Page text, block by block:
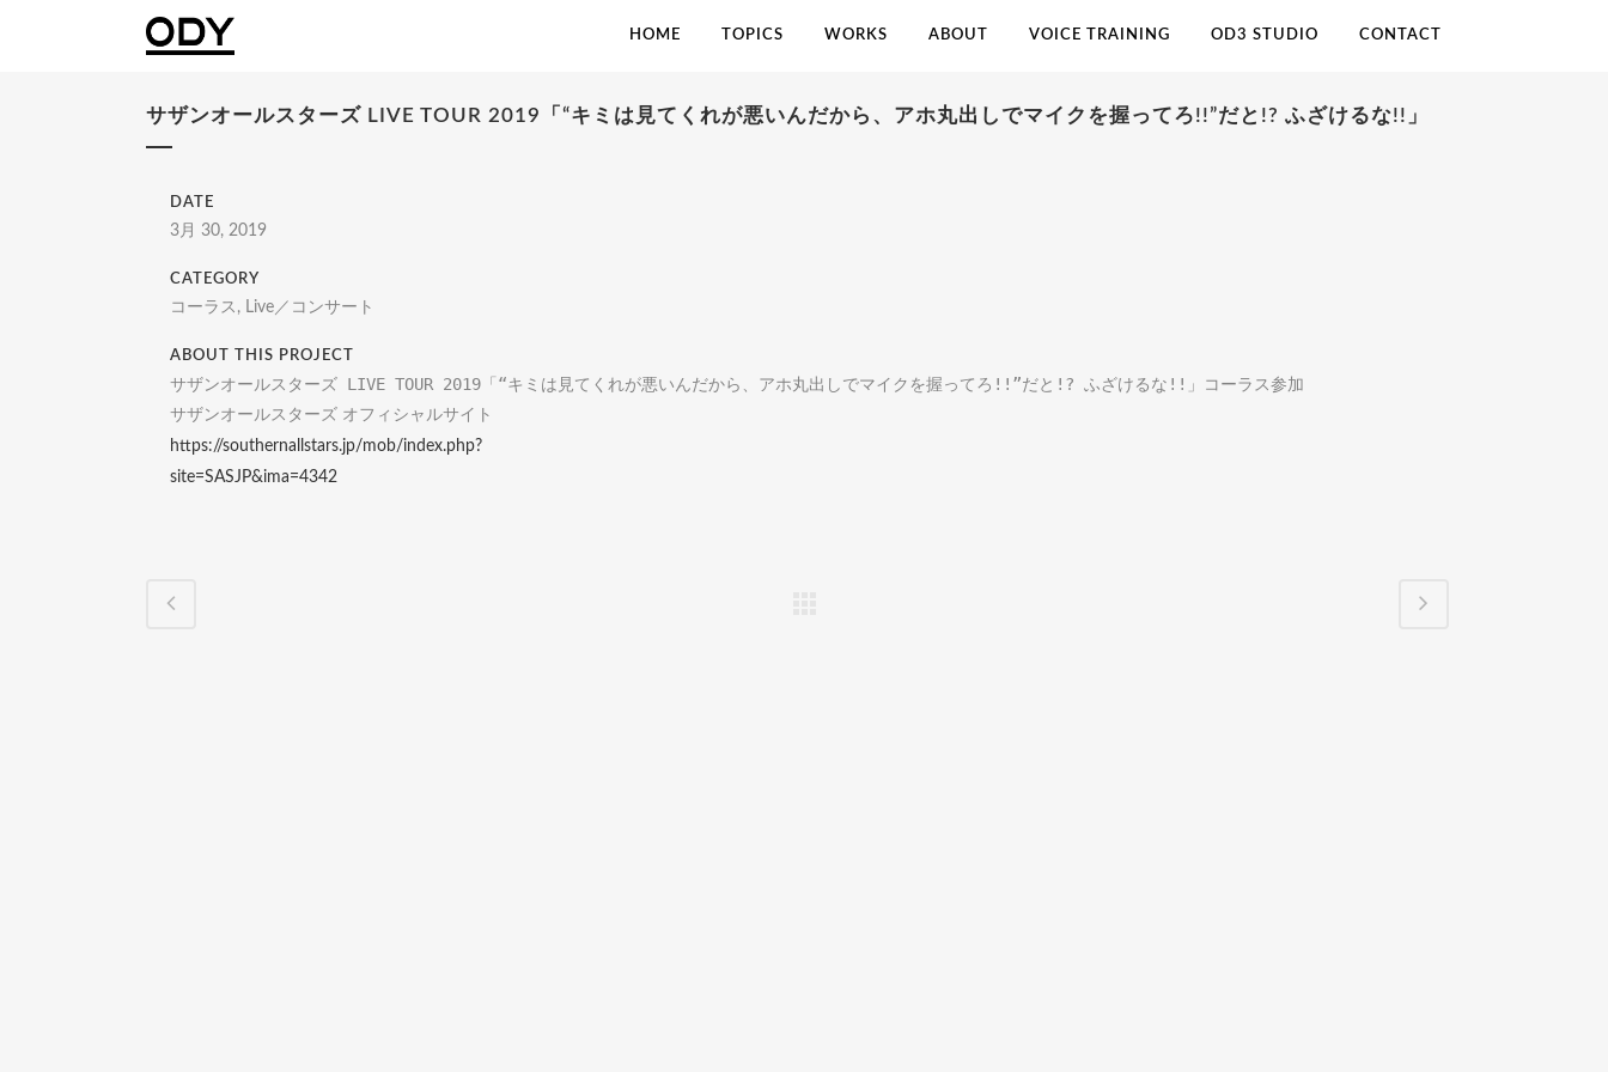
HOME TOPICS WORKS ABOUT VOICE TRAINING OD3 STUDIO CONTACT
サザンオールスターズ LIVE TOUR 2019「“キミは見てくれが悪いんだから、アホ丸出しでマイクを握ってろ!!”だと!? ふざけるな!!」
DATE
3月 30, 2019
CATEGORY
コーラス, Live／コンサート
ABOUT THIS PROJECT
サザンオールスターズ LIVE TOUR 2019「“キミは見てくれが悪いんだから、アホ丸出しでマイクを握ってろ!!”だと!? ふざけるな!!」コーラス参加
サザンオールスターズ オフィシャルサイト
https://southernallstars.jp/mob/index.php?
site=SASJP&ima=4342